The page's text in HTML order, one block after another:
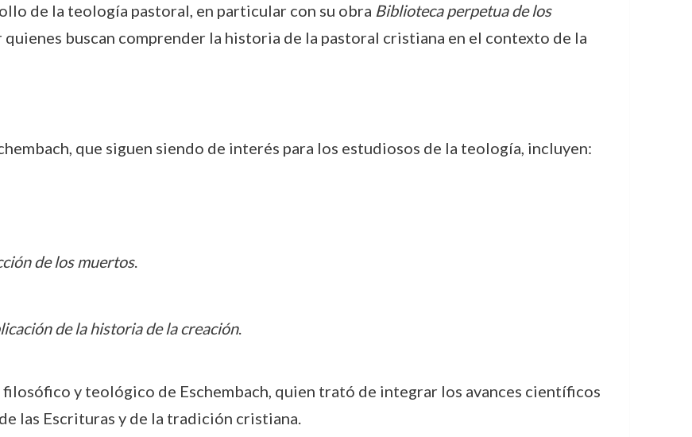
de la teología pastoral, en particular con su obra Biblioteca perpetua de los
buscan comprender la historia de la pastoral cristiana en el contexto de la
que siguen siendo de interés para los estudiosos de la teología, incluyen:
de los muertos.
de la historia de la creación.
y teológico de Eschembach, quien trató de integrar los avances científicos
las Escrituras y de la tradición cristiana.